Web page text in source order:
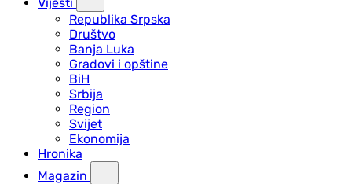
Republika Srpska
Društvo
Banja Luka
Gradovi i opštine
BiH
Srbija
Region
Svijet
Ekonomija
Hronika
Magazin